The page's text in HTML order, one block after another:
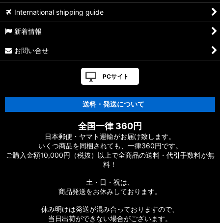
International shipping guide
新着情報
お問い合せ
PCサイト
送料・発送について
全国一律 360円
日本郵便・ヤマト運輸がお届け致します。
いくつ商品を同梱されても、一律360円です。
ご購入金額10,000円（税抜）以上で全商品の送料・代引手数料が無
料！
土・日・祝は、
商品発送をお休みしております。
休み明けは発送が混み合っておりますので、
当日出荷ができない場合がございます。